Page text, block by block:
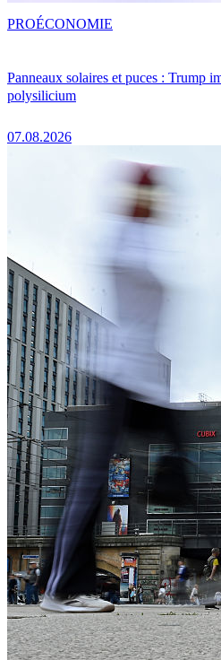
Panneaux solaires et puces : Trump
polysilicium
07.08.2026
PROÉCONOMIE